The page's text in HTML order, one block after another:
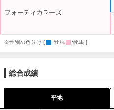
フォーティカラーズ
※性別の色分け [ :牡馬 :牝馬 ]
総合成績
平地